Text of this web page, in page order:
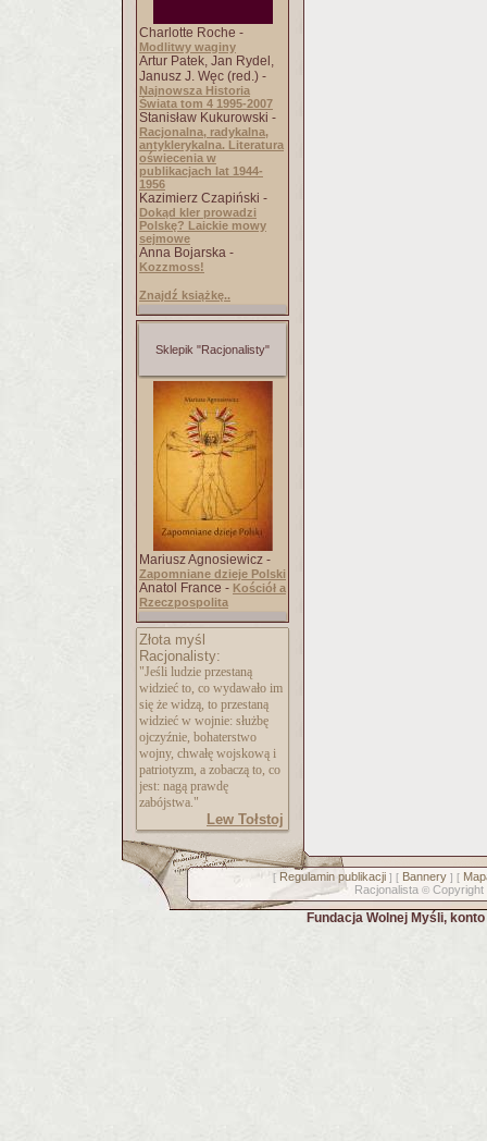
Charlotte Roche -
Modlitwy waginy
Artur Patek, Jan Rydel,
Janusz J. Węc (red.) -
Najnowsza Historia
Świata tom 4 1995-2007
Stanisław Kukurowski -
Racjonalna, radykalna,
antyklerykalna. Literatura
oświecenia w
publikacjach lat 1944-
1956
Kazimierz Czapiński -
Dokąd kler prowadzi
Polskę? Laickie mowy
sejmowe
Anna Bojarska -
Kozzmoss!
Znajdź książkę..
Sklepik "Racjonalisty"
Mariusz Agnosiewicz -
Zapomniane dzieje Polski
Anatol France - Kościół a
Rzeczpospolita
Złota myśl
Racjonalisty:
"Jeśli ludzie przestaną
widzieć to, co wydawało im
się że widzą, to przestaną
widzieć w wojnie: służbę
ojczyźnie, bohaterstwo
wojny, chwałę wojskową i
patriotyzm, a zobaczą to, co
jest: nagą prawdę
zabójstwa."
Lew Tołstoj
[ Regulamin publikacji] [ Bannery] [
Racjonalista © Copyright
Fundacja Wolnej Myśli,